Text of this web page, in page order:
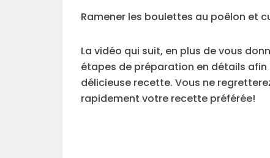
Ramener les boulettes au poêlon et
La vidéo qui suit, en plus de vous
étapes de préparation en détails
délicieuse recette. Vous ne
rapidement votre recette préférée!